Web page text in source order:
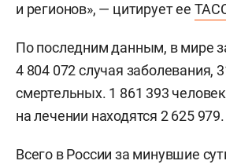
и регионов», — цитирует ее
По последним данным, в мире
4 804 072 случая заболевания,
смертельных. 1 861 393
на лечении находятся 2 625 979.
Всего в России за минувшие